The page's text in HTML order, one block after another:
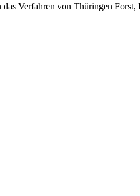
Verfahren von Thüringen